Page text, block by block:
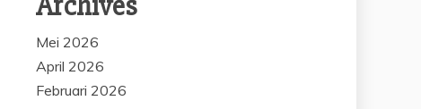
Mei 2026
April 2026
Februari 2026